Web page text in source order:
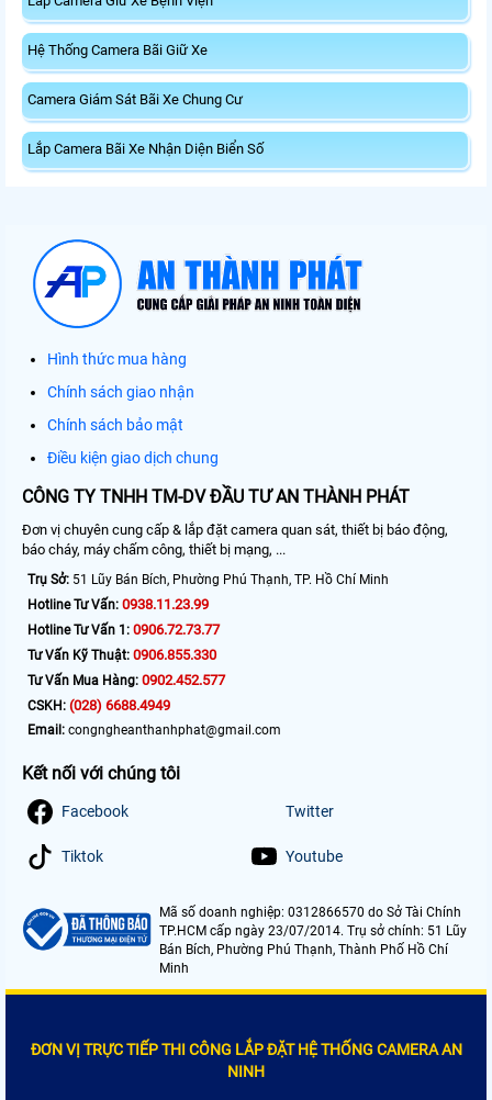
Hệ Thống Camera Bãi Giữ Xe
Camera Giám Sát Bãi Xe Chung Cư
Lắp Camera Bãi Xe Nhận Diện Biển Số
Hình thức mua hàng
Chính sách giao nhận
Chính sách bảo mật
Điều kiện giao dịch chung
CÔNG TY TNHH TM-DV ĐẦU TƯ AN THÀNH PHÁT
Đơn vị chuyên cung cấp & lắp đặt camera quan sát, thiết bị báo động,
báo cháy, máy chấm công, thiết bị mạng, ...
Trụ Sở: 51 Lũy Bán Bích, Phường Phú Thạnh, TP. Hồ Chí Minh
Hotline Tư Vấn: 0938.11.23.99
Hotline Tư Vấn 1: 0906.72.73.77
Tư Vấn Kỹ Thuật: 0906.855.330
Tư Vấn Mua Hàng: 0902.452.577
CSKH: (028) 6688.4949
Email: congngheanthanhphat@gmail.com
Kết nối với chúng tôi
Facebook Twitter
Tiktok Youtube
Mã số doanh nghiệp: 0312866570 do Sở Tài Chính
TP.HCM cấp ngày 23/07/2014. Trụ sở chính: 51 Lũy
Bán Bích, Phường Phú Thạnh, Thành Phố Hồ Chí
Minh
ĐƠN VỊ TRỰC TIẾP THI CÔNG LẮP ĐẶT HỆ THỐNG CAMERA AN
NINH